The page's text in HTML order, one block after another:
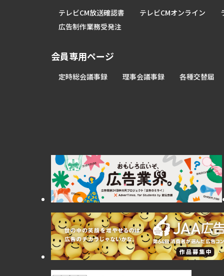
テレビCM放送確認書 テレビCMオンライン
広告制作業務受発注
会員専用ページ
定時総会議事録 理事会議事録 各種交替届